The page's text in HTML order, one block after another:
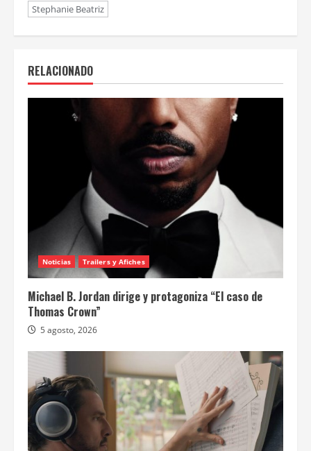
Stephanie Beatriz
RELACIONADO
Noticias Trailers y Afiches
Michael B. Jordan dirige y protagoniza “El caso de
Thomas Crown”
5 agosto, 2026